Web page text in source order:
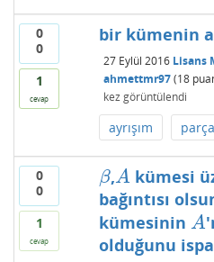
0
0
1
cevap
bir kümenin
27 Eylül 2016 Lisans
ahmettmr97 (18
kez görüntülendi
ayrışım
0
0
1
cevap
β
β,A
A kümesi
bağıntısı
kümesinin A
A
olduğunu